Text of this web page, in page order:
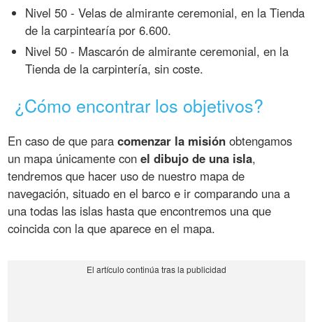
Nivel 50 - Velas de almirante ceremonial, en la Tienda
de la carpintearía por 6.600.
Nivel 50 - Mascarón de almirante ceremonial, en la
Tienda de la carpintería, sin coste.
¿Cómo encontrar los objetivos?
En caso de que paracomenzar la misión obtengamos
un mapa únicamente conel dibujo de una isla,
tendremos que hacer uso de nuestro mapa de
navegación, situado en el barco e ir comparando una a
una todas las islas hasta que encontremos una que
coincida con la que aparece en el mapa.